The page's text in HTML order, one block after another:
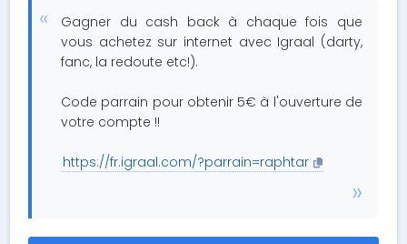
Gagner du cash back à chaque fois que
vous achetez sur internet avec Igraal (darty,
fanc, la redoute etc!).
Code parrain pour obtenir 5€ à l'ouverture de
votre compte !!
https://fr.igraal.com/?parrain=raphtar